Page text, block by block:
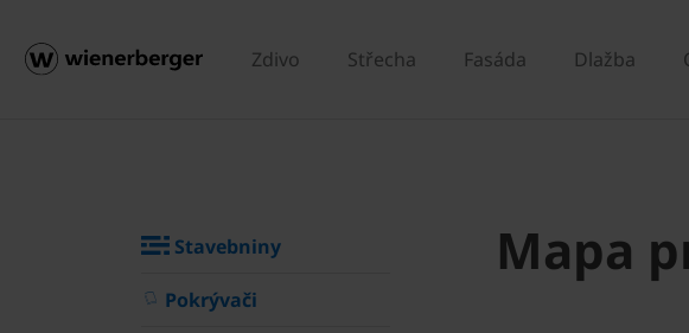
Zdivo Střecha Fasáda Dlažba
Stavebniny
Pokrývači
Mapa